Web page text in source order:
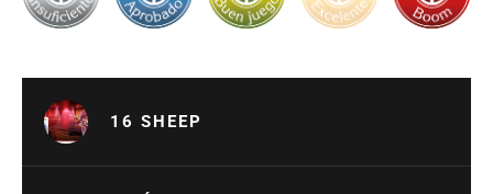
16 SHEEP